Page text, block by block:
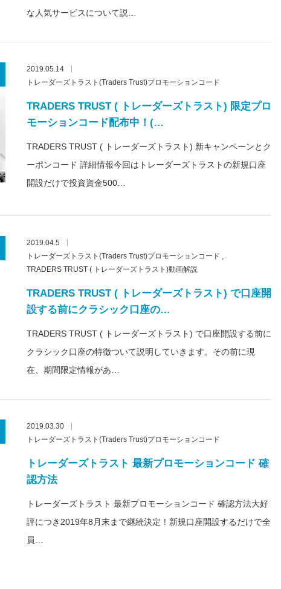
な人気サービスについて説…
2019.05.14
トレーダーズトラスト(Traders Trust)プロモーションコード
TRADERS TRUST ( トレーダーズトラスト) 限定プロ
モーションコード配布中！(…
TRADERS TRUST ( トレーダーズトラスト) 新キャンペーンとク
ーポンコード 詳細情報今回はトレーダーズトラストの新規口座
開設だけで投資資金500…
2019.04.5
トレーダーズトラスト(Traders Trust)プロモーションコード
TRADERS TRUST ( トレーダーズトラスト)動画解説
TRADERS TRUST ( トレーダーズトラスト) で口座開
設する前にクラシック口座の…
TRADERS TRUST ( トレーダーズトラスト) で口座開設する前に
クラシック口座の特徴ついて説明していきます。その前に現
在、期間限定情報があ…
2019.03.30
トレーダーズトラスト(Traders Trust)プロモーションコード
トレーダーズトラスト 最新プロモーションコード 確
認方法
トレーダーズトラスト 最新プロモーションコード 確認方法大好
評につき2019年8月末まで継続決定！新規口座開設するだけで全
員…